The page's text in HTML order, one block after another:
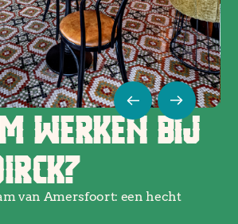
WERKEN BIJ
van Amersfoort: een hecht